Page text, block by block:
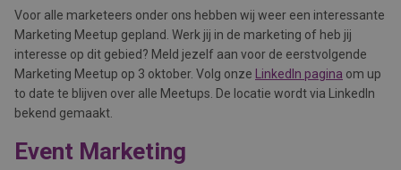
Voor alle marketeers onder ons hebben wij weer een interessante
Marketing Meetup gepland. Werk jij in de marketing of heb jij
interesse op dit gebied? Meld jezelf aan voor de eerstvolgende
Marketing Meetup op 3 oktober. Volg onze
LinkedIn pagina om up
to date te blijven over alle Meetups. De locatie wordt via LinkedIn
bekend gemaakt.
Event Marketing